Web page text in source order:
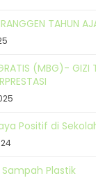
TAHUN
(MBG)- GIZI
Positif di
Plastik